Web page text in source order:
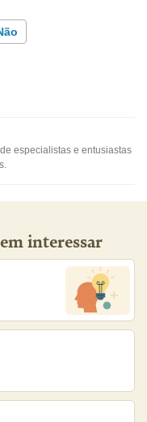
que procuro
especialistas e entusiastas
interessar